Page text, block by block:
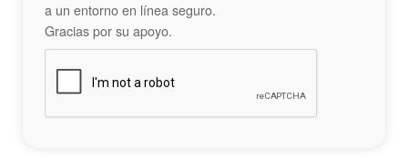
a un entorno en línea seguro.
Gracias por su apoyo.